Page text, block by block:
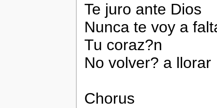
Te juro ante Dios
Nunca te voy a
Tu coraz?n
No volver? a llorar
Chorus